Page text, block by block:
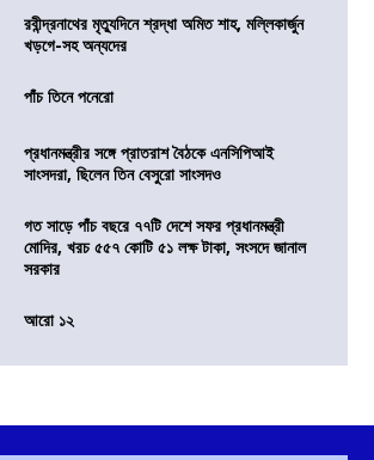
রবীন্দ্রনাথের মৃত্যুদিনে শ্রদ্ধা অমিত শাহ, মল্লিকার্জুন
খড়গে-সহ অন্যদের
পাঁচ তিনে পনেরো
প্রধানমন্ত্রীর সঙ্গে প্রাতরাশ বৈঠকে এনসিপিআই
সাংসদরা, ছিলেন তিন বেসুরো সাংসদও
গত সাড়ে পাঁচ বছরে ৭৭টি দেশে সফর প্রধানমন্ত্রী
মোদির, খরচ ৫৫৭ কোটি ৫১ লক্ষ টাকা, সংসদে জানাল
সরকার
আরো ১২